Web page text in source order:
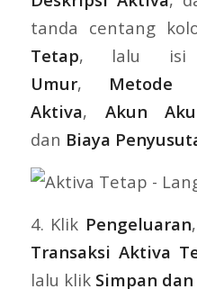
tanda centang
Tetap, lalu isi
Umur, Metode
Aktiva, Akun
dan Biaya
4. Klik Pengeluaran
Transaksi Aktiva
lalu klik Simpan